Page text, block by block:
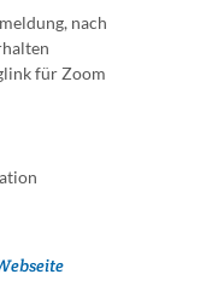
nach
für Zoom